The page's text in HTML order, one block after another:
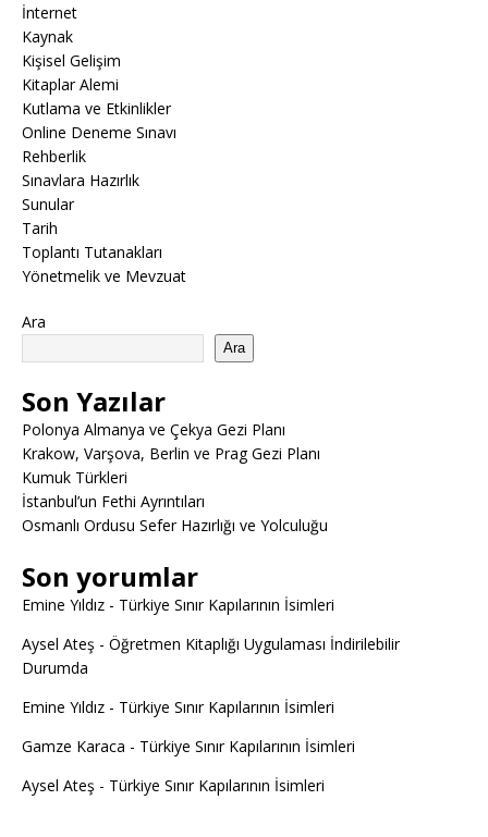
İnternet
Kaynak
Kişisel Gelişim
Kitaplar Alemi
Kutlama ve Etkinlikler
Online Deneme Sınavı
Rehberlik
Sınavlara Hazırlık
Sunular
Tarih
Toplantı Tutanakları
Yönetmelik ve Mevzuat
Ara
Ara
Son Yazılar
Polonya Almanya ve Çekya Gezi Planı
Krakow, Varşova, Berlin ve Prag Gezi Planı
Kumuk Türkleri
İstanbul’un Fethi Ayrıntıları
Osmanlı Ordusu Sefer Hazırlığı ve Yolculuğu
Son yorumlar
Emine Yıldız - Türkiye Sınır Kapılarının İsimleri
Aysel Ateş - Öğretmen Kitaplığı Uygulaması İndirilebilir
Durumda
Emine Yıldız - Türkiye Sınır Kapılarının İsimleri
Gamze Karaca - Türkiye Sınır Kapılarının İsimleri
Aysel Ateş - Türkiye Sınır Kapılarının İsimleri